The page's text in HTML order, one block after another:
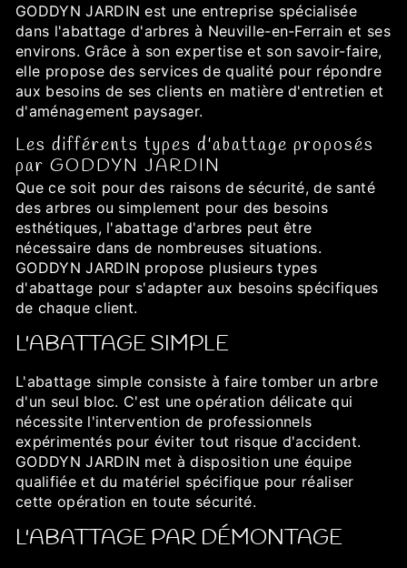
GODDYN JARDIN est une entreprise spécialisée
dans l'abattage d'arbres à Neuville-en-Ferrain et ses
environs. Grâce à son expertise et son savoir-faire,
elle propose des services de qualité pour répondre
aux besoins de ses clients en matière d'entretien et
d'aménagement paysager.
Les différents types d'abattage proposés
par GODDYN JARDIN
Que ce soit pour des raisons de sécurité, de santé
des arbres ou simplement pour des besoins
esthétiques, l'abattage d'arbres peut être
nécessaire dans de nombreuses situations.
GODDYN JARDIN propose plusieurs types
d'abattage pour s'adapter aux besoins spécifiques
de chaque client.
L'ABATTAGE SIMPLE
L'abattage simple consiste à faire tomber un arbre
d'un seul bloc. C'est une opération délicate qui
nécessite l'intervention de professionnels
expérimentés pour éviter tout risque d'accident.
GODDYN JARDIN met à disposition une équipe
qualifiée et du matériel spécifique pour réaliser
cette opération en toute sécurité.
L'ABATTAGE PAR DÉMONTAGE